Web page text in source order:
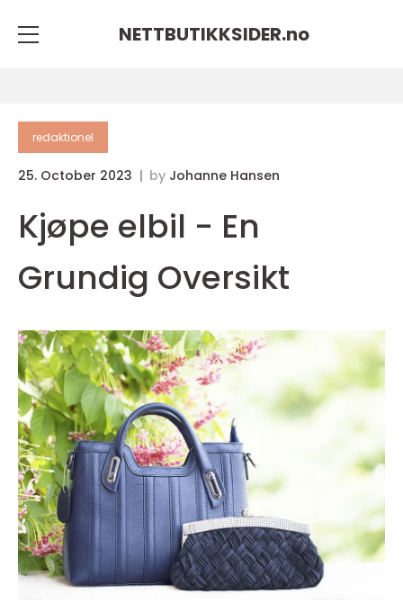
NETTBUTIKKSIDER.no
redaktionel
25. October 2023 by Johanne Hansen
Kjøpe elbil - En
Grundig Oversikt